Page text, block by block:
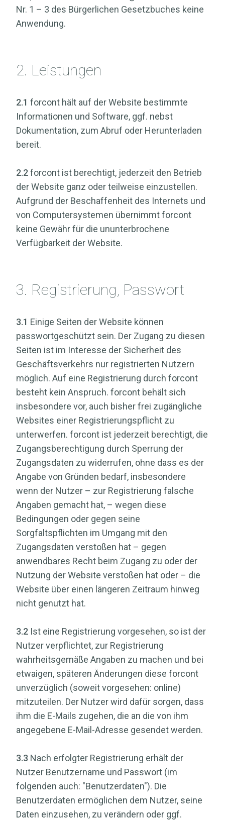
Nr. 1 – 3 des Bürgerlichen Gesetzbuches keine
Anwendung.
2. Leistungen
2.1 forcont hält auf der Website bestimmte
Informationen und Software, ggf. nebst
Dokumentation, zum Abruf oder Herunterladen
bereit.
2.2forcont ist berechtigt, jederzeit den Betrieb
der Website ganz oder teilweise einzustellen.
Aufgrund der Beschaffenheit des Internets und
von Computersystemen übernimmt forcont
keine Gewähr für die ununterbrochene
Verfügbarkeit der Website.
3. Registrierung, Passwort
3.1 Einige Seiten der Website können
passwortgeschützt sein. Der Zugang zu diesen
Seiten ist im Interesse der Sicherheit des
Geschäftsverkehrs nur registrierten Nutzern
möglich. Auf eine Registrierung durch forcont
besteht kein Anspruch. forcont behält sich
insbesondere vor, auch bisher frei zugängliche
Websites einer Registrierungspflicht zu
unterwerfen. forcont ist jederzeit berechtigt, die
Zugangsberechtigung durch Sperrung der
Zugangsdaten zu widerrufen, ohne dass es der
Angabe von Gründen bedarf, insbesondere
wenn der Nutzer – zur Registrierung falsche
Angaben gemacht hat, – wegen diese
Bedingungen oder gegen seine
Sorgfaltspflichten im Umgang mit den
Zugangsdaten verstoßen hat – gegen
anwendbares Recht beim Zugang zu oder der
Nutzung der Website verstoßen hat oder – die
Website über einen längeren Zeitraum hinweg
nicht genutzt hat.
3.2 Ist eine Registrierung vorgesehen, so ist der
Nutzer verpflichtet, zur Registrierung
wahrheitsgemäße Angaben zu machen und bei
etwaigen, späteren Änderungen diese forcont
unverzüglich (soweit vorgesehen: online)
mitzuteilen. Der Nutzer wird dafür sorgen, dass
ihm die E-Mails zugehen, die an die von ihm
angegebene E-Mail-Adresse gesendet werden.
3.3 Nach erfolgter Registrierung erhält der
Nutzer Benutzername und Passwort (im
folgenden auch: "Benutzerdaten"). Die
Benutzerdaten ermöglichen dem Nutzer, seine
Daten einzusehen, zu verändern oder ggf.